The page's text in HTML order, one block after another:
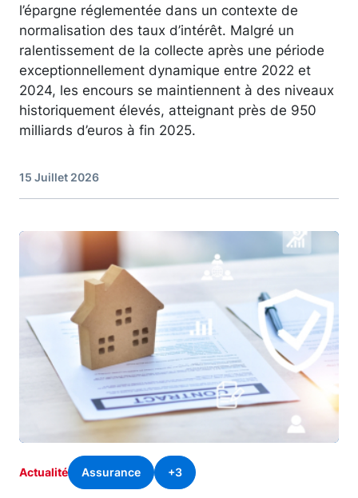
l’épargne réglementée dans un contexte de
normalisation des taux d’intérêt. Malgré un
ralentissement de la collecte après une période
exceptionnellement dynamique entre 2022 et
2024, les encours se maintiennent à des niveaux
historiquement élevés, atteignant près de 950
milliards d’euros à fin 2025.
15 Juillet 2026
Actualité Assurance +3